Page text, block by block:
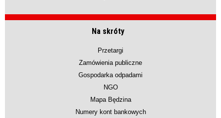
Na skróty
Przetargi
Zamówienia publiczne
Gospodarka odpadami
NGO
Mapa Będzina
Numery kont bankowych